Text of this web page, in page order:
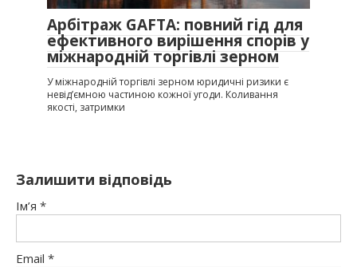
Арбітраж GAFTA: повний гід для
ефективного вирішення спорів у
міжнародній торгівлі зерном
У міжнародній торгівлі зерном юридичні ризики є
невід’ємною частиною кожної угоди. Коливання
якості, затримки
Залишити відповідь
Ім’я *
Email *